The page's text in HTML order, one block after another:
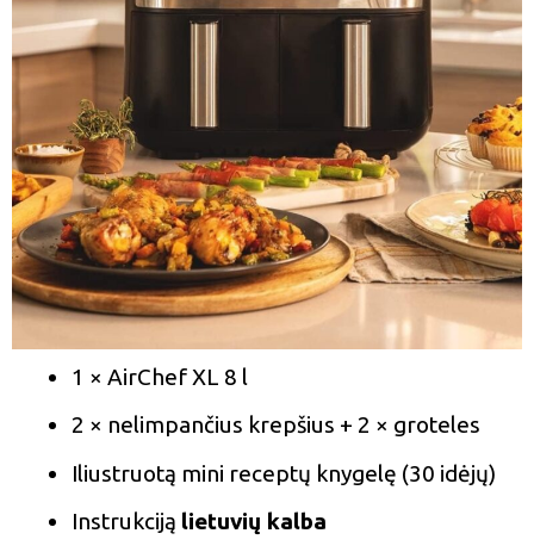
1 × AirChef XL 8 l
2 × nelimpančius krepšius + 2 × groteles
Iliustruotą mini receptų knygelę (30 idėjų)
Instrukciją lietuvių kalba